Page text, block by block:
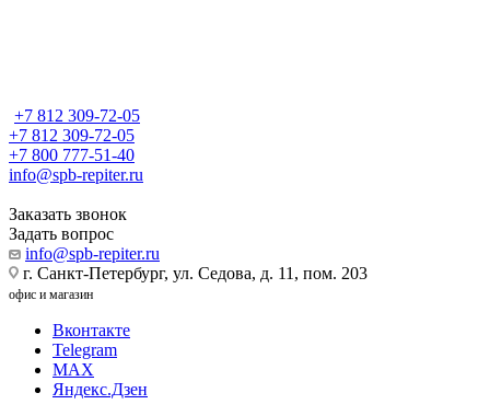
+7 812 309-72-05
+7 812 309-72-05
+7 800 777-51-40
info@spb-repiter.ru
Заказать звонок
Задать вопрос
info@spb-repiter.ru
г. Санкт-Петербург, ул. Седова, д. 11, пом. 203
офис и магазин
Вконтакте
Telegram
MAX
Яндекс.Дзен